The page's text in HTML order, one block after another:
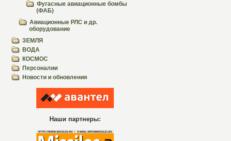
Фугасные авиационные бомбы
(ФАБ)
Авиационные РЛС и др.
оборудование
ЗЕМЛЯ
ВОДА
КОСМОС
Персоналии
Новости и обновления
Наши партнеры: